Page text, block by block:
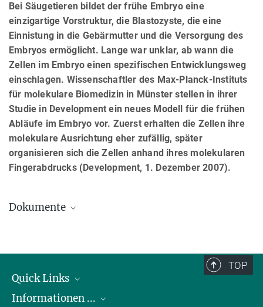
Bei Säugetieren bildet der frühe Embryo eine
einzigartige Vorstruktur, die Blastozyste, die eine
Einnistung in die Gebärmutter und die Versorgung des
Embryos ermöglicht. Lange war unklar, ab wann die
Zellen im Embryo einen spezifischen Entwicklungsweg
einschlagen. Wissenschaftler des Max-Planck-Instituts
für molekulare Biomedizin in Münster stellen in ihrer
Studie in Development ein neues Modell für die frühen
Abläufe im Embryo vor. Zuerst erhalten die Zellen ihre
molekulare Ausrichtung eher zufällig, später
organisieren sich die Zellen anhand ihres molekularen
Fingerabdrucks (Development, 1. Dezember 2007).
Dokumente
TOP
Quick Links
Abteilungen
Informationen ...